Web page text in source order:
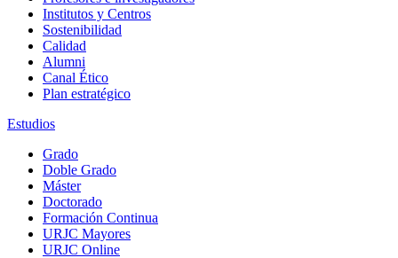
Institutos y Centros
Sostenibilidad
Calidad
Alumni
Canal Ético
Plan estratégico
Estudios
Grado
Doble Grado
Máster
Doctorado
Formación Continua
URJC Mayores
URJC Online